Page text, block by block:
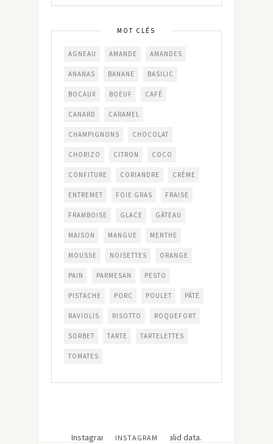
MOT CLÉS
AGNEAU AMANDE AMANDES
ANANAS BANANE BASILIC
BOCAUX BOEUF CAFÉ
CANARD CARAMEL
CHAMPIGNONS CHOCOLAT
CHORIZO CITRON COCO
CONFITURE CORIANDRE CRÈME
ENTREMET FOIE GRAS FRAISE
FRAMBOISE GLACE GÂTEAU
MAISON MANGUE MENTHE
MOUSSE NOISETTES ORANGE
PAIN PARMESAN PESTO
PISTACHE PORC POULET PÂTÉ
RAVIOLIS RISOTTO ROQUEFORT
SORBET TARTE TARTELETTES
TOMATES
INSTAGRAM
Instagram has returned invalid data.